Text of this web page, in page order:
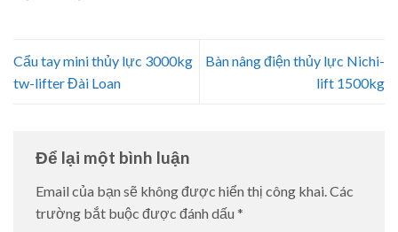
Cẩu tay mini thủy lực 3000kg
tw-lifter Đài Loan
Bàn nâng điện thủy lực Nichi-
lift 1500kg
Để lại một bình luận
Email của bạn sẽ không được hiển thị công khai. Các
trường bắt buộc được đánh dấu *